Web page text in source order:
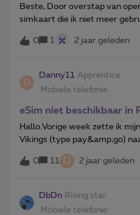
Beste, Door overstap van
simkaart die ik niet meer
aandeel goud in de
heb ik dit nog niet gevonden.
0 1 2 jaar geleden
D
Danny11
Apprentice
Mobiele telefonie
eSim niet beschikbaar in
Hallo.Vorige week zette ik
Vikings (type pay&amp;go)
abonnement met een eSIM.
email getiteld ‘Je eSIM is
niets vinden onder Producten
ik een activatie-email
0 11 D 2 jaar geleden
DbDn Rising star
Mobiele telefonie